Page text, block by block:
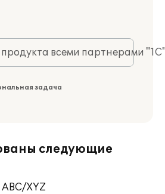
всеми партнерами
задача
следующие
XYZ